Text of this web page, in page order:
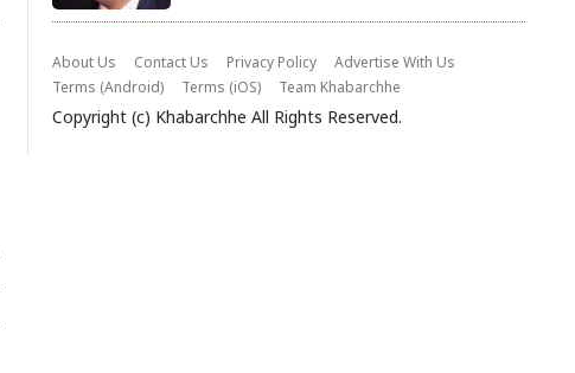
About Us Contact Us Privacy Policy
Advertise With Us
Terms (Android)
Terms (iOS) Team Khabarchhe
Copyright (c) Khabarchhe All Rights Reserved.